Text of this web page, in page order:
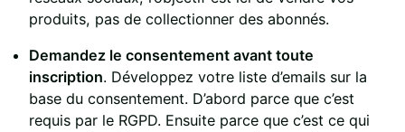
produits, pas de collectionner des abonnés.
Demandez le consentement avant toute
inscription. Développez votre liste d’emails sur la
base du consentement. D’abord parce que c’est
requis par le RGPD. Ensuite parce que c’est ce qui